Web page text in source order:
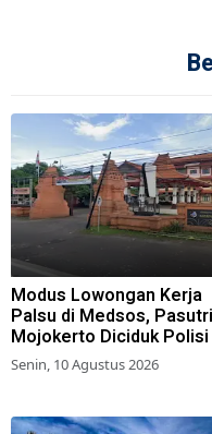
Modus Lowongan Kerja
Palsu di Medsos,
Mojokerto Diciduk Polisi
Senin, 10 Agustus 2026